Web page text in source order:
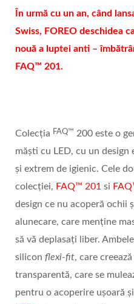
În urmă cu un an, când
Swiss, FOREO deschidea
nouă a luptei anti –
FAQ™ 201.
Colecția FAQ™ 200 este o
măști cu LED, cu un
și extrem de igienic. Cele
colecției, FAQ™ 201 si
design ce nu acoperă ochii
alunecare, care menține
să vă deplasați liber.
silicon flexi-fit, care
transparentă, care se
pentru o acoperire ușoară